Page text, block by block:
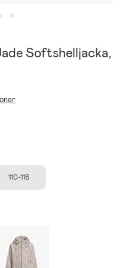
Softshelljacka,
110-116